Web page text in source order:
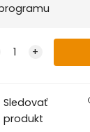
Sledovať
produkt